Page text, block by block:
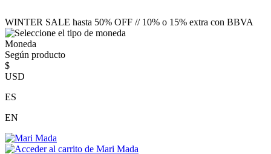
WINTER SALE hasta 50% OFF // 10% o 15% extra con BBVA
Moneda
Según producto
$
USD
ES
EN